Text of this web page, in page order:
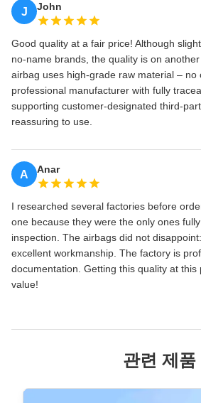
J John
Good quality at a fair price! Although
no‑name brands, the quality is on
airbag uses high‑grade raw material – no
professional manufacturer with fully
supporting customer‑designated
reassuring to use.
A Anar
I researched several factories before
one because they were the only ones
inspection. The airbags did not
excellent workmanship. The factory is
documentation. Getting this quality at this
value!
관련 제품